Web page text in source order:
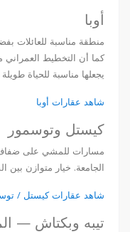
أوبا
منطقة مناسبة للعائلات
كما أن التخطيط العمراني
يجعلها مناسبة للحياة طويلة
شاهد عقارات أوبا
كيستل وتوسمور
مسارات للمشي على ضفاف
الجامعة. خيار متوازن بين
شاهد عقارات كيستل /
تيبه وبكتاش —